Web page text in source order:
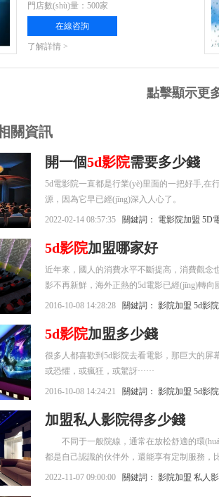
門店數(shù)量：500家
在線咨詢
了解詳情 >
點擊顯示更
關資訊
開一個5d影院需要多少錢
5d電影院一直都是行業(yè)里面的一把好手,在
源，因為它早已經(jīng)深入人心了。
2022-02-14 08:57:35 關鍵詞： 電影院加盟 5D
5d影院加盟哪家好
近年來，國人的消費水平不斷提高，消費觀念
影不再新鮮，海外正熱的5d電影已經(jīng)轉
2016-10-08 14:28:28 關鍵詞： 影院加盟 5d影
5d影院加盟多少錢
很多人都喜歡到5d影院去看電影，那巨大的
或恐懼，或瘋狂，或驚訝······
2016-10-08 14:24:21 關鍵詞： 影院加盟 5d影
加盟私人影院得多少錢
不同于一般院線，通常在放松舒適的環
都是自己認識的伙伴外，還能享有定制服務，
私氛圍。如今，靠譜的私人影院一改片源舊等
2022-11-07 09:00:00 關鍵詞： 影院加盟 私人